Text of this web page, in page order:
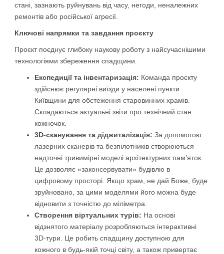
стані, зазнають руйнувань від часу, негоди, неналежних
ремонтів або російської агресії.
Ключові напрямки та завдання проєкту
Проєкт поєднує глибоку наукову роботу з найсучаснішими
технологіями збереження спадщини.
Експедиції та інвентаризація: Команда проєкту
здійснює регулярні виїзди у населені пункти
Київщини для обстеження старовинних храмів.
Складаються актуальні звіти про технічний стан
кожночок.
3D-сканування та діджиталізація: За допомогою
лазерних сканерів та безпілотників створюються
надточні тривимірні моделі архітектурних пам’яток.
Це дозволяє «законсервувати» будівлю в
цифровому просторі. Якщо храм, не дай Боже, буде
зруйновано, за цими моделями його можна буде
відновити з точністю до міліметра.
Створення віртуальних турів: На основі
відзнятого матеріалу розробляються інтерактивні
3D-тури. Це робить спадщину доступною для
кожного в будь-якій точці світу, а також привертає